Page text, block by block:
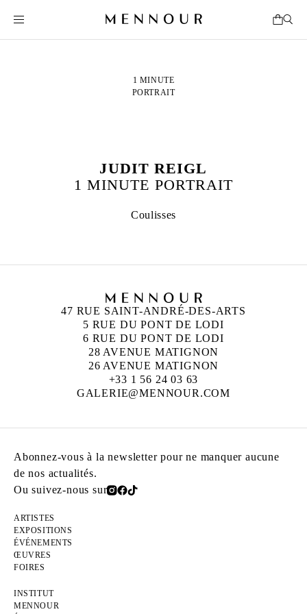
1 MINUTE
PORTRAIT
JUDIT REIGL
1 MINUTE PORTRAIT
Coulisses
47 RUE SAINT-ANDRÉ-DES-ARTS
5 RUE DU PONT DE LODI
6 RUE DU PONT DE LODI
28 AVENUE MATIGNON
26 AVENUE MATIGNON
+33 1 56 24 03 63
GALERIE@MENNOUR.COM
Abonnez-vous à la newsletter pour ne manquer aucune
de nos actualités.
Ou suivez-nous sur
ARTISTES
EXPOSITIONS
ÉVÉNEMENTS
ŒUVRES
FOIRES
INSTITUT
MENNOUR